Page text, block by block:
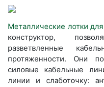
Металлические лотки
конструктор,
разветвленные
протяженности. Они
силовые кабельные
линии и слаботочку: